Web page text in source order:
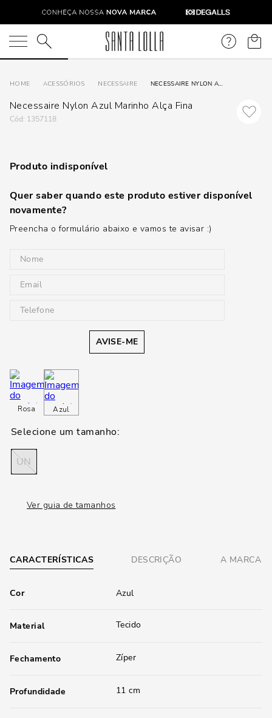
O que você está procurando?
ACESSÓRIOS NECESSAIRE NECESSAIRE NYLON AZUL MARINHO ALÇA FINA
Necessaire Nylon Azul Marinho Alça Fina
: 1357118
Produto indisponível
Quer saber quando este produto estiver disponível
novamente?
Preencha o formulário abaixo e vamos te avisar :)
AVISE-ME
Rosa Azul
UN
Ver guia de tamanhos
CARACTERÍSTICAS DESCRIÇÃO A MARCA
Cor Azul
Material Tecido
Fechamento Zíper
Profundidade 11 cm